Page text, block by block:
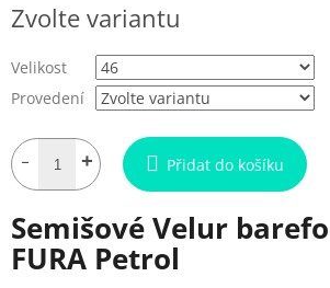
cena:
Zvolte variantu
Velikost
Provedení
Přidat do košíku
Semišové Velur
FURA Petrol